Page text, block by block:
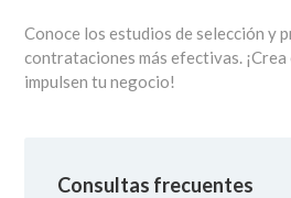
Conoce los estudios de selección y
contrataciones más efectivas.
impulsen tu negocio!
Consultas frecuentes